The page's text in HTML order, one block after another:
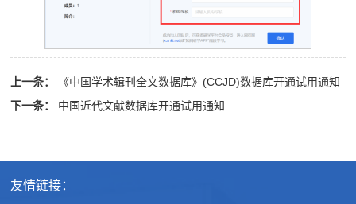
上一条：
《中国学术辑刊全文数据库》(CCJD)数据库开通试用通知
下一条：
中国近代文献数据库开通试用通知
友情链接：